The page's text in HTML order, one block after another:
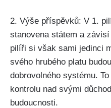
2. Výše příspěvků: V 1.
stanovena státem a
pilíři si však sami jedinci
svého hrubého platu
dobrovolného systému.
kontrolu nad svými
budoucnosti.